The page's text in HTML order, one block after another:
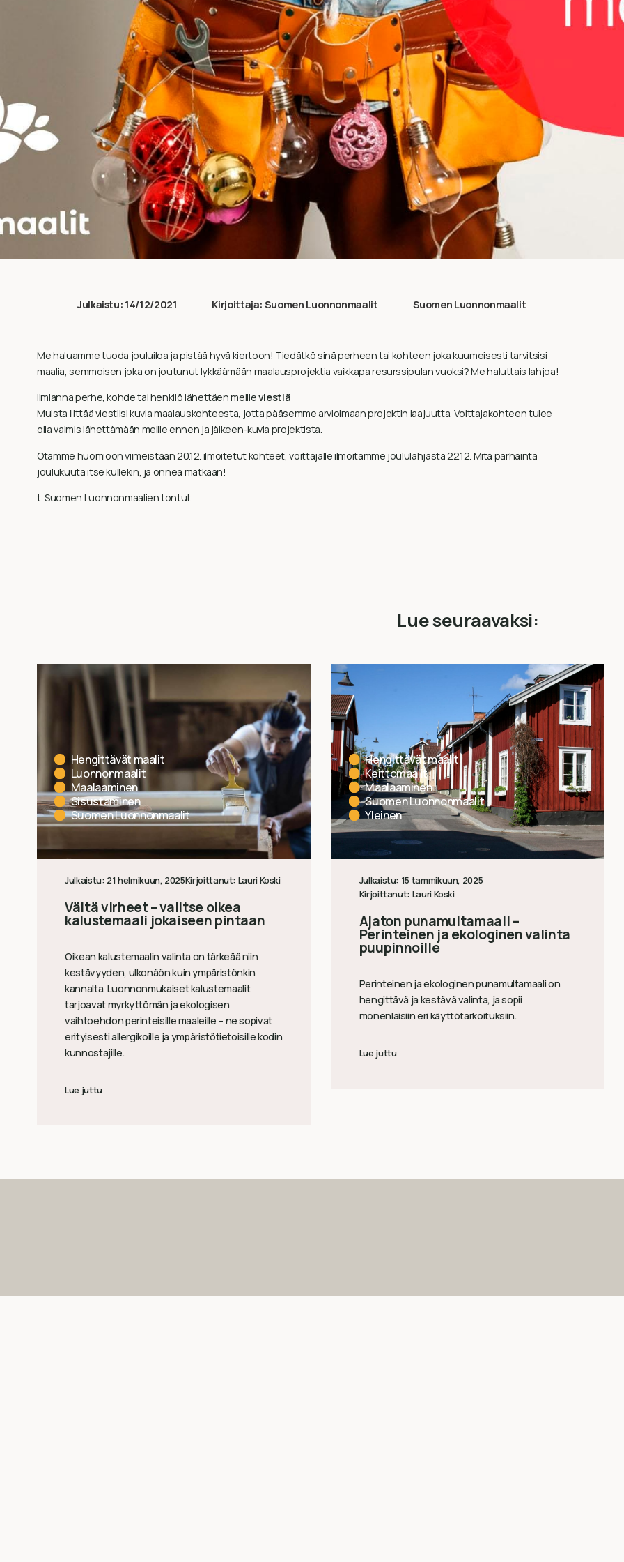
Julkaistu: 14/12/2021 Kirjoittaja: Suomen Luonnonmaalit Suomen Luonnonmaalit
Me haluamme tuoda jouluiloa ja pistää hyvä kiertoon! Tiedätkö sinä perheen tai kohteen joka kuumeisesti tarvitsisi
maalia, semmoisen joka on joutunut lykkäämään maalausprojektia vaikkapa resurssipulan vuoksi? Me haluttais lahjoa!
Ilmianna perhe, kohde tai henkilö lähettäen meilleviestiä
Muista liittää viestiisi kuvia maalauskohteesta, jotta pääsemme arvioimaan projektin laajuutta. Voittajakohteen tulee
olla valmis lähettämään meille ennen ja jälkeen-kuvia projektista.
Otamme huomioon viimeistään 20.12. ilmoitetut kohteet, voittajalle ilmoitamme joululahjasta 22.12. Mitä parhainta
joulukuuta itse kullekin, ja onnea matkaan!
t. Suomen Luonnonmaalien tontut
Lue seuraavaksi:
Hengittävät maalit
Luonnonmaalit
Maalaaminen
Sisustaminen
Suomen Luonnonmaalit
Julkaistu: 21 helmikuun, 2025Kirjoittanut: Lauri Koski
Vältä virheet – valitse oikea
kalustemaali jokaiseen pintaan
Oikean kalustemaalin valinta on tärkeää niin
kestävyyden, ulkonäön kuin ympäristönkin
kannalta. Luonnonmukaiset kalustemaalit
tarjoavat myrkyttömän ja ekologisen
vaihtoehdon perinteisille maaleille – ne sopivat
erityisesti allergikoille ja ympäristötietoisille kodin
kunnostajille.
Lue juttu
Hengittävät maalit
Keittomaalit
Maalaaminen
Suomen Luonnonmaalit
Yleinen
Julkaistu: 15 tammikuun, 2025
Kirjoittanut: Lauri Koski
Ajaton punamultamaali –
Perinteinen ja ekologinen valinta
puupinnoille
Perinteinen ja ekologinen punamultamaali on
hengittävä ja kestävä valinta, ja sopii
monenlaisiin eri käyttötarkoituksiin.
Lue juttu